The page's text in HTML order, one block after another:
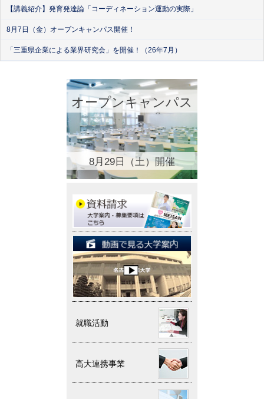
【講義紹介】発育発達論「コーディネーション運動の実際」
8月7日（金）オープンキャンパス開催！
「三重県企業による業界研究会」を開催！（26年7月）
オープンキャンパス
8月29日（土）開催
就職活動
高大連携事業